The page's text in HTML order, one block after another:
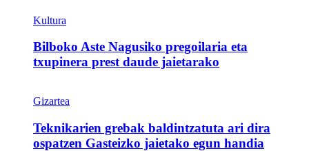
Kultura
Bilboko Aste Nagusiko pregoilaria eta
txupinera prest daude jaietarako
Gizartea
Teknikarien grebak baldintzatuta ari dira
ospatzen Gasteizko jaietako egun handia